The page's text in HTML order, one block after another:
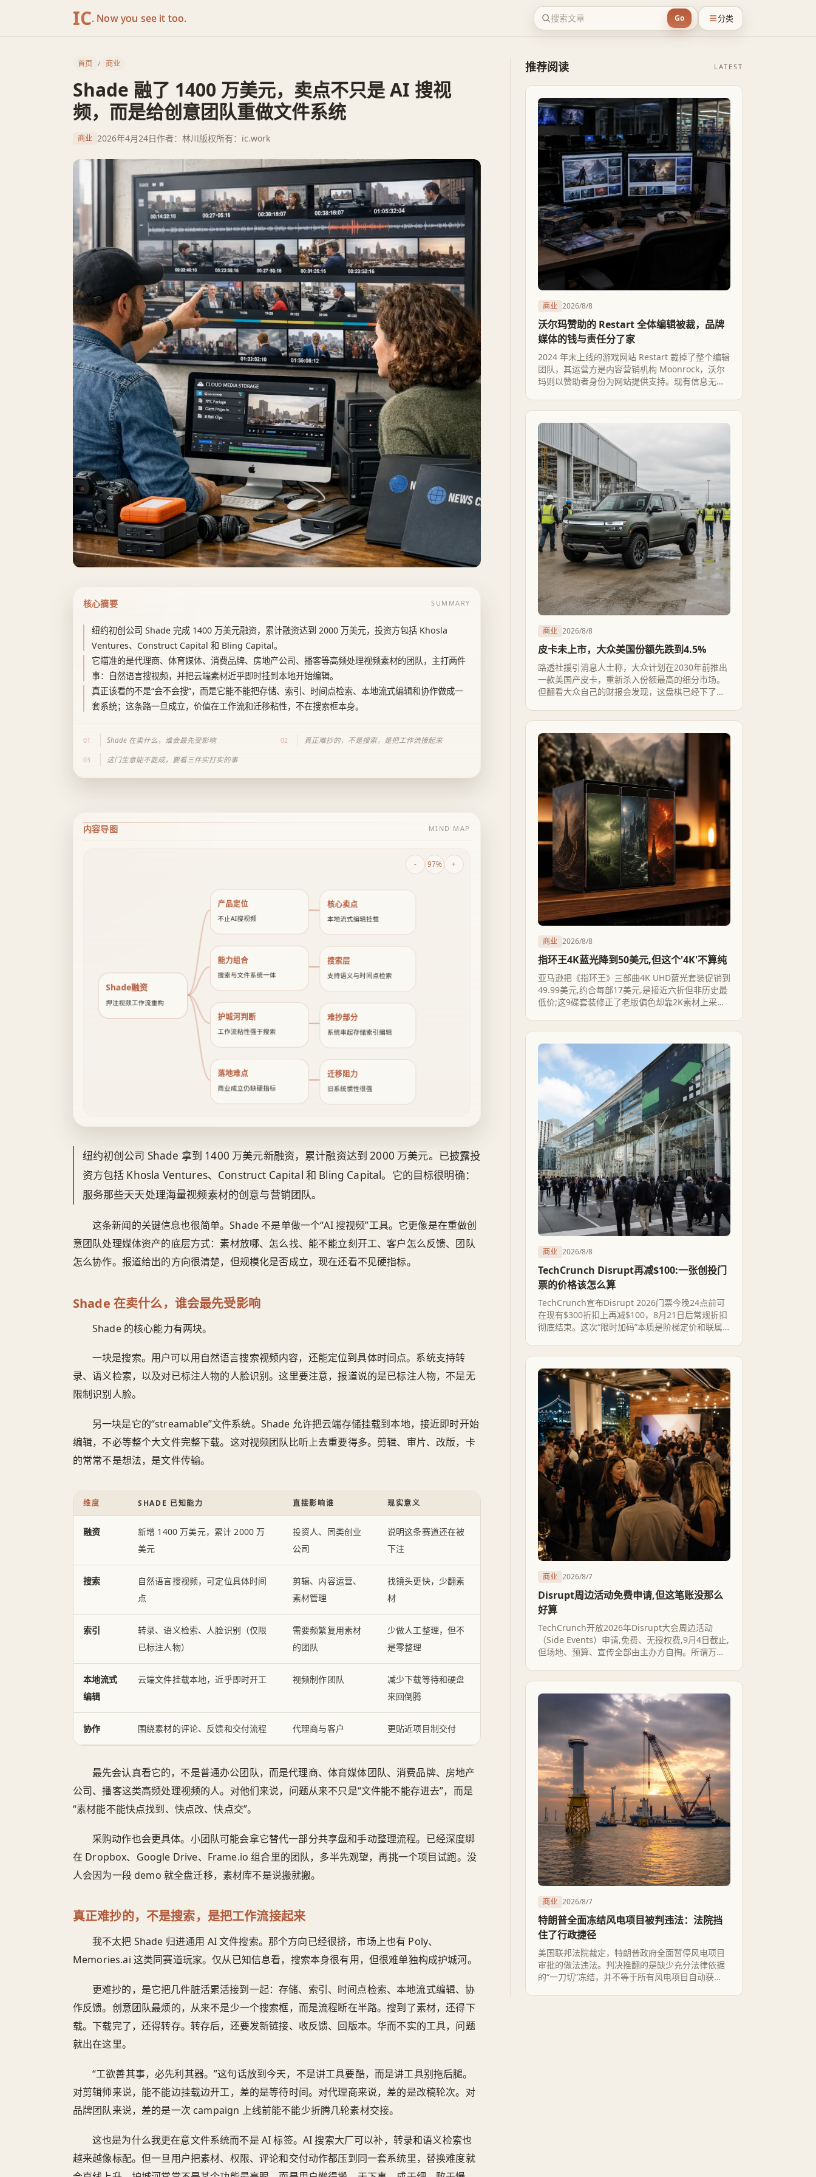
IC. Now you see it too. Go 分类
首页 / 商业
Shade 融了 1400 万美元，卖点不只是 AI 搜视
频，而是给创意团队重做文件系统
商业 2026年4月24日作者：林川版权所有：ic.work
核心摘要 SUMMARY
纽约初创公司 Shade 完成 1400 万美元融资，累计融资达到 2000 万美元，投资方包括 Khosla
Ventures、Construct Capital 和 Bling Capital。
它瞄准的是代理商、体育媒体、消费品牌、房地产公司、播客等高频处理视频素材的团队，主打两件
事：自然语言搜视频，并把云端素材近乎即时挂到本地开始编辑。
真正该看的不是“会不会搜”，而是它能不能把存储、索引、时间点检索、本地流式编辑和协作做成一
套系统；这条路一旦成立，价值在工作流和迁移粘性，不在搜索框本身。
01 Shade 在卖什么，谁会最先受影响 02 真正难抄的，不是搜索，是把工作流接起来
03 这门生意能不能成，要看三件实打实的事
内容导图 MIND MAP
- 97% +
Shade融资
押注视频工作流重构
产品定位
不止AI搜视频
核心卖点
本地流式编辑挂载
能力组合
搜索与文件系统一体
搜索层
支持语义与时间点检索
护城河判断
工作流粘性强于搜索
难抄部分
系统串起存储索引编辑
落地难点
商业成立仍缺硬指标
迁移阻力
旧系统惯性很强
纽约初创公司 Shade 拿到 1400 万美元新融资，累计融资达到 2000 万美元。已披露投
资方包括 Khosla Ventures、Construct Capital 和 Bling Capital。它的目标很明确：
服务那些天天处理海量视频素材的创意与营销团队。
这条新闻的关键信息也很简单。Shade 不是单做一个“AI 搜视频”工具。它更像是在重做创
意团队处理媒体资产的底层方式：素材放哪、怎么找、能不能立刻开工、客户怎么反馈、团队
怎么协作。报道给出的方向很清楚，但规模化是否成立，现在还看不见硬指标。
Shade 在卖什么，谁会最先受影响
Shade 的核心能力有两块。
一块是搜索。用户可以用自然语言搜索视频内容，还能定位到具体时间点。系统支持转
录、语义检索，以及对已标注人物的人脸识别。这里要注意，报道说的是已标注人物，不是无
限制识别人脸。
另一块是它的“streamable”文件系统。Shade 允许把云端存储挂载到本地，接近即时开始
编辑，不必等整个大文件完整下载。这对视频团队比听上去重要得多。剪辑、审片、改版，卡
的常常不是想法，是文件传输。
维度 SHADE 已知能力 直接影响谁 现实意义
融资
新增 1400 万美元，累计 2000 万
美元
投资人、同类创业
公司
说明这条赛道还在被
下注
搜索
自然语言搜视频，可定位具体时间
点
剪辑、内容运营、
素材管理
找镜头更快，少翻素
材
索引
转录、语义检索、人脸识别（仅限
已标注人物）
需要频繁复用素材
的团队
少做人工整理，但不
是零整理
本地流式
编辑
云端文件挂载本地，近乎即时开工 视频制作团队
减少下载等待和硬盘
来回倒腾
协作 围绕素材的评论、反馈和交付流程 代理商与客户 更贴近项目制交付
最先会认真看它的，不是普通办公团队，而是代理商、体育媒体团队、消费品牌、房地产
公司、播客这类高频处理视频的人。对他们来说，问题从来不只是“文件能不能存进去”，而是
“素材能不能快点找到、快点改、快点交”。
采购动作也会更具体。小团队可能会拿它替代一部分共享盘和手动整理流程。已经深度绑
在 Dropbox、Google Drive、Frame.io 组合里的团队，多半先观望，再挑一个项目试跑。没
人会因为一段 demo 就全盘迁移，素材库不是说搬就搬。
真正难抄的，不是搜索，是把工作流接起来
我不太把 Shade 归进通用 AI 文件搜索。那个方向已经很挤，市场上也有 Poly、
Memories.ai 这类同赛道玩家。仅从已知信息看，搜索本身很有用，但很难单独构成护城河。
更难抄的，是它把几件脏活累活接到一起：存储、索引、时间点检索、本地流式编辑、协
作反馈。创意团队最烦的，从来不是少一个搜索框，而是流程断在半路。搜到了素材，还得下
载。下载完了，还得转存。转存后，还要发新链接、收反馈、回版本。华而不实的工具，问题
就出在这里。
“工欲善其事，必先利其器。”这句话放到今天，不是讲工具要酷，而是讲工具别拖后腿。
对剪辑师来说，能不能边挂载边开工，差的是等待时间。对代理商来说，差的是改稿轮次。对
品牌团队来说，差的是一次 campaign 上线前能不能少折腾几轮素材交接。
这也是为什么我更在意文件系统而不是 AI 标签。AI 搜索大厂可以补，转录和语义检索也
越来越像标配。但一旦用户把素材、权限、评论和交付动作都压到同一套系统里，替换难度就
推荐阅读 LATEST
商业 2026/8/8
沃尔玛赞助的 Restart 全体编辑被裁，品牌
媒体的钱与责任分了家
2024 年末上线的游戏网站 Restart 裁掉了整个编辑
团队，其运营方是内容营销机构 Moonrock，沃尔
玛则以赞助者身份为网站提供支持。现有信息无法
商业 2026/8/8
皮卡未上市，大众美国份额先跌到4.5%
路透社援引消息人士称，大众计划在2030年前推出
一款美国产皮卡，重新杀入份额最高的细分市场。
但翻看大众自己的财报会发现，这盘棋已经下了三
动。
商业 2026/8/8
指环王4K蓝光降到50美元,但这个'4K'不算纯
亚马逊把《指环王》三部曲4K UHD蓝光套装促销到
49.99美元,约合每部17美元,是接近六折但非历史最
低价;这9碟套装修正了老版偏色却靠2K素材上采样
商业 2026/8/8
TechCrunch Disrupt再减$100:一张创投门
票的价格该怎么算
TechCrunch宣布Disrupt 2026门票今晚24点前可
在现有$300折扣上再减$100，8月21日后常规折扣
彻底结束。这次“限时加码”本质是阶梯定价和联属
商业 2026/8/7
Disrupt周边活动免费申请,但这笔账没那么
好算
TechCrunch开放2026年Disrupt大会周边活动
（Side Events）申请,免费、无授权费,9月4日截止,
但场地、预算、宣传全部由主办方自掏。所谓万人
商业 2026/8/7
特朗普全面冻结风电项目被判违法：法院挡
住了行政捷径
美国联邦法院裁定，特朗普政府全面暂停风电项目
审批的做法违法。判决推翻的是缺少充分法律依据
的“一刀切”冻结，并不等于所有风电项目自动获